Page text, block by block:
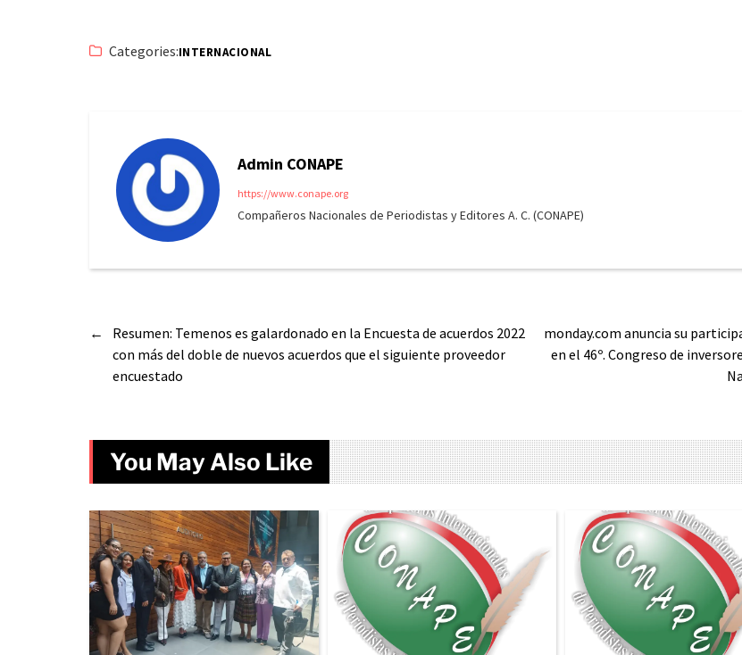
Categories:INTERNACIONAL
Admin CONAPE
https://www.conape.org
Compañeros Nacionales de Periodistas y Editores A. C. (CONAPE)
←
Resumen: Temenos es galardonado en la Encuesta de acuerdos 2022
con más del doble de nuevos acuerdos que el siguiente proveedor
encuestado
monday.com anuncia su
en el 46º. Congreso de
You May Also Like